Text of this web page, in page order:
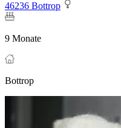
46236 Bottrop
9 Monate
Bottrop